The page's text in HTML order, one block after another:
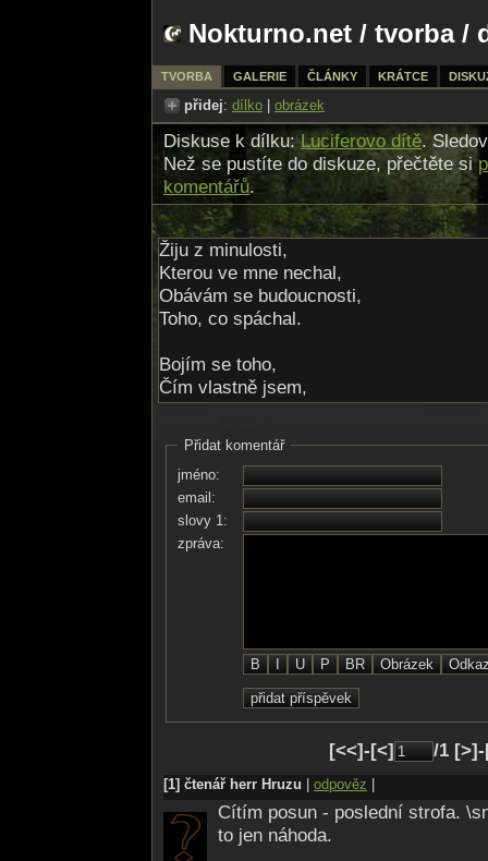
Nokturno.net / tvorba/
TVORBA GALERIE ČLÁNKY KRÁTCE
přidej: dílko obrázek
Diskuse k dílku:Luciferovo dítě.
Než se pustíte do diskuze, přečtěte si
komentářů.
Žiju z minulosti,
Kterou ve mne nechal,
Obávám se budoucnosti,
Toho, co spáchal.
Bojím se toho,
Čím vlastně jsem,
Uprchnu z místa tohoto,
Ohh,Otče, odpusť mi!
Zhřešila jsem nad tím,
Co vše objasnilo mi,
Co bylo předtím.
„Jsem Luciferovo dítě!“
Přidat komentář
jméno:
email:
slovy 1:
zpráva:
[<<]-[<] /1
[1] čtenář herr Hruzu odpověz
Cítím posun - poslední strofa.
to jen náhoda.